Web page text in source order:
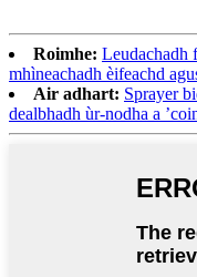
Roimhe: Leudachadh
mhìneachadh èifeachd
Air adhart: Sprayer
dealbhadh ùr-nodha a